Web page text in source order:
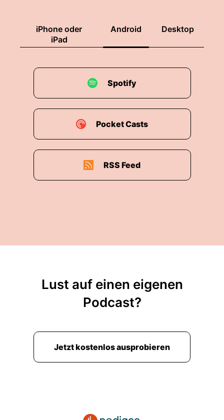
iPhone oder
iPad
Android Desktop
Spotify
Pocket Casts
RSS Feed
Lust auf einen eigenen
Podcast?
Jetzt kostenlos ausprobieren